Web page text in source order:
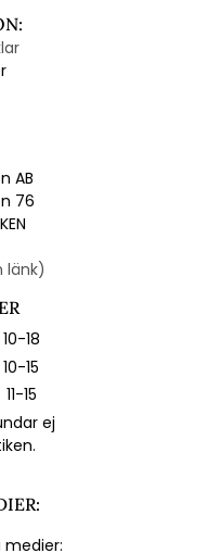
AB
76
länk)
10-18
10-15
11-15
ej
medier: